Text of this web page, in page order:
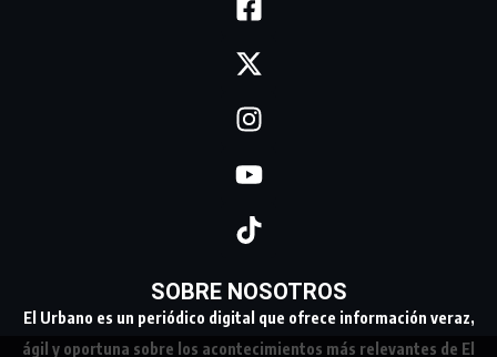
SOBRE NOSOTROS
El Urbano es un periódico digital que ofrece información veraz,
ágil y oportuna sobre los acontecimientos más relevantes de El